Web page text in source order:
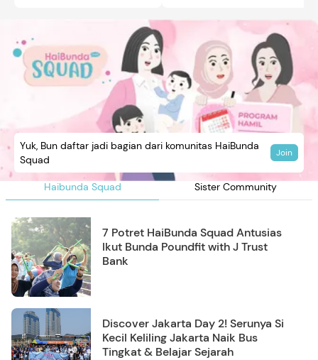
Haibunda Squad Sister Community
Yuk, Bun daftar jadi bagian dari komunitas HaiBunda
Squad
Join
7 Potret HaiBunda Squad Antusias
Ikut Bunda Poundfit with J Trust
Bank
Discover Jakarta Day 2! Serunya Si
Kecil Keliling Jakarta Naik Bus
Tingkat & Belajar Sejarah